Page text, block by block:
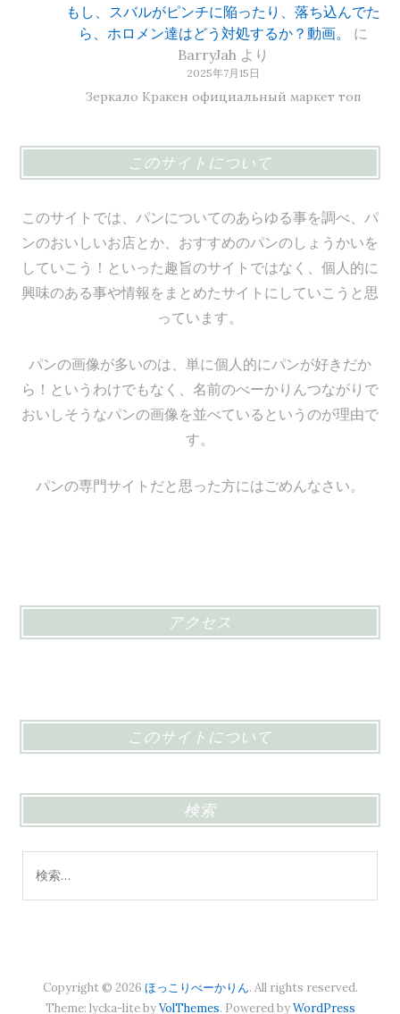
もし、スバルがピンチに陥ったり、落ち込んでた
ら、ホロメン達はどう対処するか？動画。
に
BarryJah より
2025年7月15日
Зеркало Кракен официальный маркет топ
このサイトについて
このサイトでは、パンについてのあらゆる事を調べ、パ
ンのおいしいお店とか、おすすめのパンのしょうかいを
していこう！といった趣旨のサイトではなく、個人的に
興味のある事や情報をまとめたサイトにしていこうと思
っています。
パンの画像が多いのは、単に個人的にパンが好きだか
ら！というわけでもなく、名前のべーかりんつながりで
おいしそうなパンの画像を並べているというのが理由で
す。
パンの専門サイトだと思った方にはごめんなさい。
アクセス
このサイトについて
検索
Copyright © 2026 ほっこりべーかりん. All rights reserved.
Theme: lycka-lite byVolThemes. Powered byWordPress